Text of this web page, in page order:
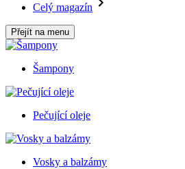
Celý magazín
Přejít na menu
Šampony
Pečující oleje
Vosky a balzámy